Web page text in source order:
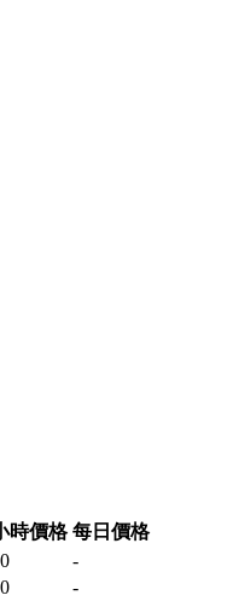
時價格 每日價格
-
-